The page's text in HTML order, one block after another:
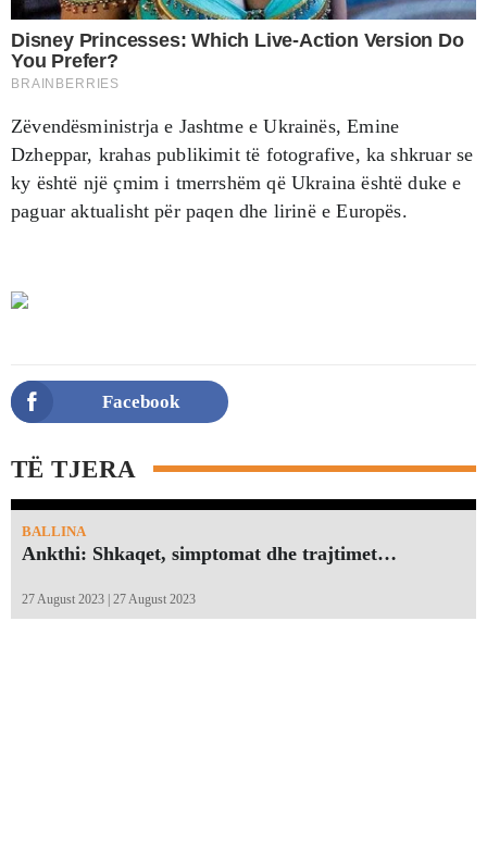
Zëvendësministrja e Jashtme e Ukrainës, Emine
Dzheppar, krahas publikimit të fotografive, ka shkruar se
ky është një çmim i tmerrshëm që Ukraina është duke e
paguar aktualisht për paqen dhe lirinë e Europës.
Facebook
TË TJERA
BALLINA
Ankthi: Shkaqet, simptomat dhe trajtimet…
27 August 2023 | 27 August 2023